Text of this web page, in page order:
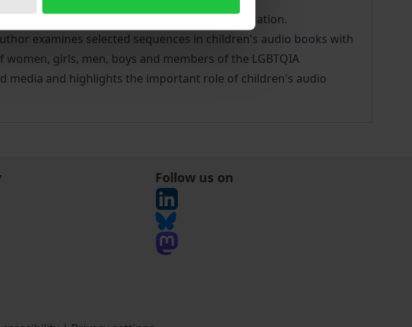
media and to find new ways of representation.
examines selected sequences in children's audio books with
girls, men, boys and members of the LGBTQIA
media and highlights the important role of children's audio
Follow us on